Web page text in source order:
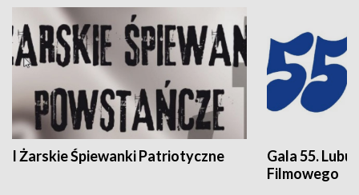
I Żarskie Śpiewanki Patriotyczne
Gala 55.
Filmowego